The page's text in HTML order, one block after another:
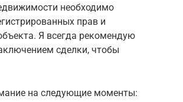
необходимо
прав и
Я всегда рекомендую
сделки, чтобы
на следующие моменты: